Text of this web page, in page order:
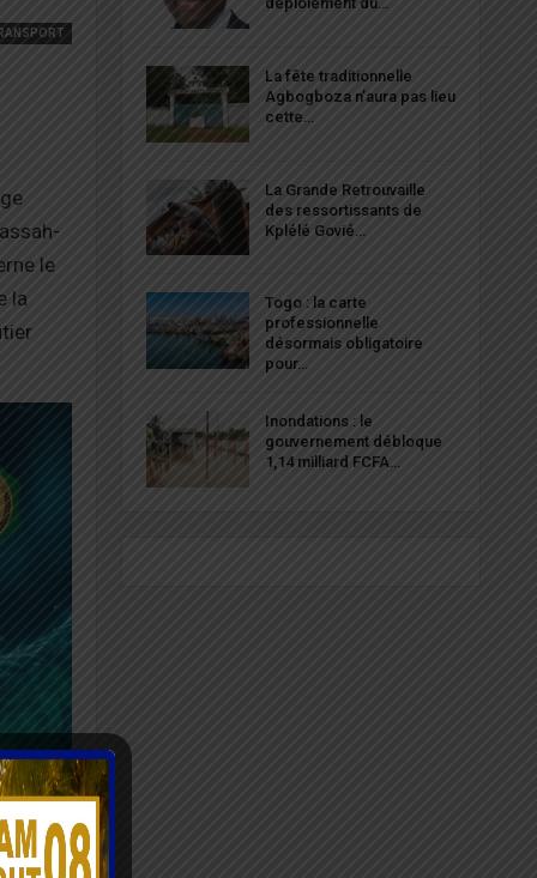
le
la
La fête traditionnelle
Agbogboza n’aura pas lieu
cette…
La Grande Retrouvaille
des ressortissants de
Kplélé Govié…
Togo : la carte
professionnelle
désormais obligatoire
pour…
Inondations : le
gouvernement débloque
1,14 milliard FCFA…